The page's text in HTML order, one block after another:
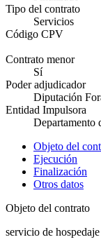
Tipo del contrato
Servicios
Código CPV
Contrato menor
Sí
Poder adjudicador
Diputación
Entidad Impulsora
Departamento
Objeto del
Ejecución
Finalización
Otros datos
Objeto del contrato
servicio de